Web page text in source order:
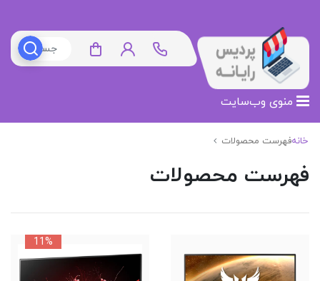
خانهفهرست محصولات
فهرست محصولات
11%